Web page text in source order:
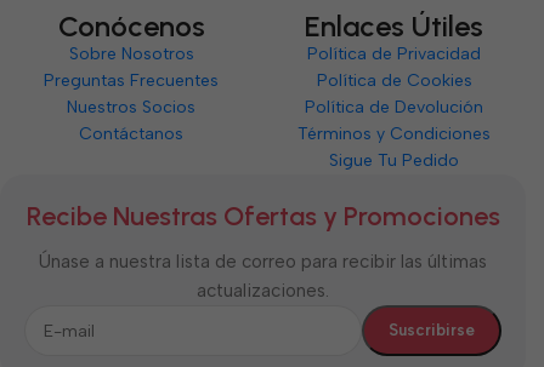
Conócenos
Sobre Nosotros
Preguntas Frecuentes
Nuestros Socios
Contáctanos
Enlaces Útiles
Política de Privacidad
Política de Cookies
Política de Devolución
Términos y Condiciones
Sigue Tu Pedido
Recibe Nuestras Ofertas y Promociones
Únase a nuestra lista de correo para recibir las últimas
actualizaciones.